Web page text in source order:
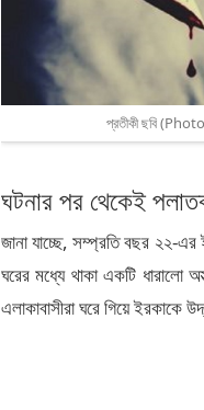
প্রতীকী ছবি
ঘটনার পর থেকেই
জানা যাচ্ছে, সম্প্রতি বছর ২২-এর
ঘরের মধ্যে থাকা একটি ধারালো
এলাকাবাসীরা ঘরে গিয়ে ইরকাকে